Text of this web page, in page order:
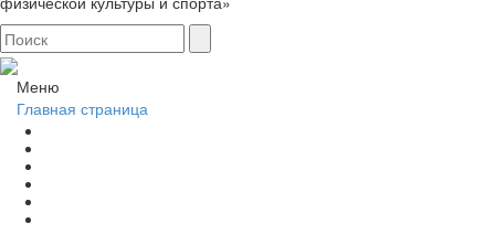
Меню
Главная страница